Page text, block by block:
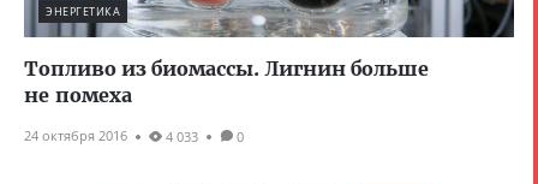
ЭНЕРГЕТИКА
Топливо из биомассы. Лигнин больше
не помеха
24 октября 2016 4 033 0